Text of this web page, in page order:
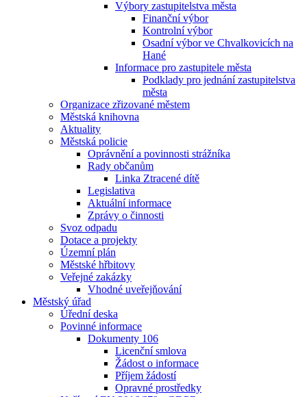
Výbory zastupitelstva města
Finanční výbor
Kontrolní výbor
Osadní výbor ve Chvalkovicích na
Hané
Informace pro zastupitele města
Podklady pro jednání zastupitelstva
města
Organizace zřizované městem
Městská knihovna
Aktuality
Městská policie
Oprávnění a povinnosti strážníka
Rady občanům
Linka Ztracené dítě
Legislativa
Aktuální informace
Zprávy o činnosti
Svoz odpadu
Dotace a projekty
Územní plán
Městské hřbitovy
Veřejné zakázky
Vhodné uveřejňování
Městský úřad
Úřední deska
Povinné informace
Dokumenty 106
Licenční smlova
Žádost o informace
Příjem žádostí
Opravné prostředky